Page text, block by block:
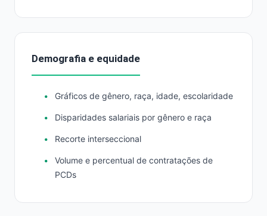
Demografia e equidade
Gráficos de gênero, raça, idade, escolaridade
Disparidades salariais por gênero e raça
Recorte interseccional
Volume e percentual de contratações de
PCDs